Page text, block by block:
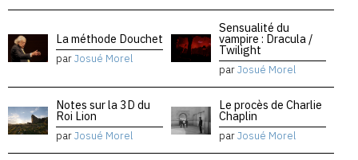
La méthode Douchet
parJosué Morel
Sensualité du
vampire : Dracula /
Twilight
parJosué Morel
Notes sur la 3D du
Roi Lion
parJosué Morel
Le procès de Charlie
Chaplin
parJosué Morel